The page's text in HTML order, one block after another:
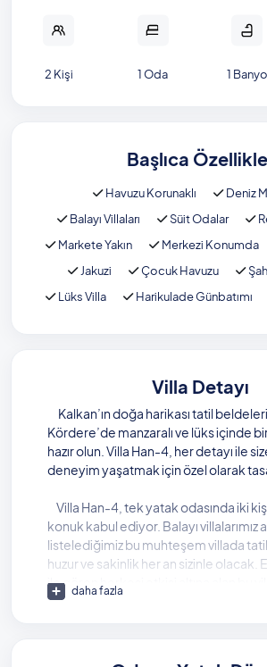
2 Kişi 1 Oda 1 Banyo
Başlıca
Havuzu Korunaklı
Deniz
Balayı Villaları
Süit Odalar
Markete Yakın
Merkezi Konumda
Jakuzi
Çocuk Havuzu
Lüks Villa
Harikulade Günbatımı
Villa Detayı
Kalkan’ın doğa harikası tatil
Kördere’de manzaralı ve lüks içinde
hazır olun. Villa Han-4, her detayı ile
deneyim yaşatmak için özel olarak
Villa Han-4, tek yatak odasında iki
konuk kabul ediyor. Balayı villalarımız
listelediğimiz bu muhteşem villada
huzur ve sakinlik her an sizinle olacak.
ile gören herkesi etkisi altına alan bu
çok güzel geçecek.
daha fazla